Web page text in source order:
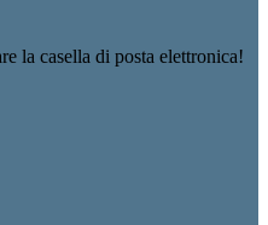
la casella di posta elettronica!